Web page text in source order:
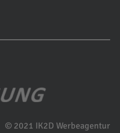
© 2021 IK2D Werbeagentur